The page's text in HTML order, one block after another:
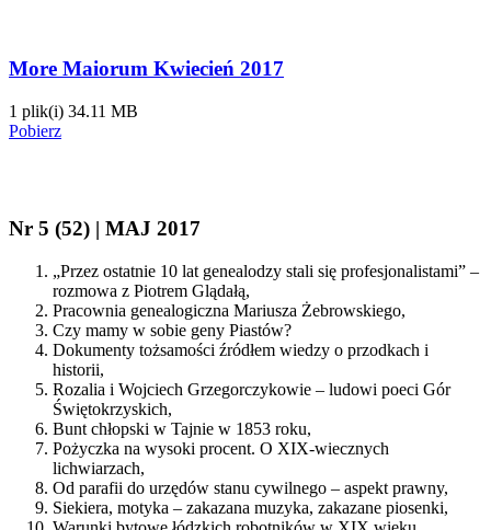
More Maiorum Kwiecień 2017
1 plik(i) 34.11 MB
Pobierz
Nr 5 (52) | MAJ 2017
„Przez ostatnie 10 lat genealodzy stali się profesjonalistami” –
rozmowa z Piotrem Glądałą,
Pracownia genealogiczna Mariusza Żebrowskiego,
Czy mamy w sobie geny Piastów?
Dokumenty tożsamości źródłem wiedzy o przodkach i
historii,
Rozalia i Wojciech Grzegorczykowie – ludowi poeci Gór
Świętokrzyskich,
Bunt chłopski w Tajnie w 1853 roku,
Pożyczka na wysoki procent. O XIX-wiecznych
lichwiarzach,
Od parafii do urzędów stanu cywilnego – aspekt prawny,
Siekiera, motyka – zakazana muzyka, zakazane piosenki,